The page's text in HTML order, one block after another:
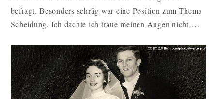
1977
ZURÜCKDREHEN?
befragt. Besonders schräg war eine Position zum Thema
Scheidung. Ich dachte ich traue meinen Augen nicht….